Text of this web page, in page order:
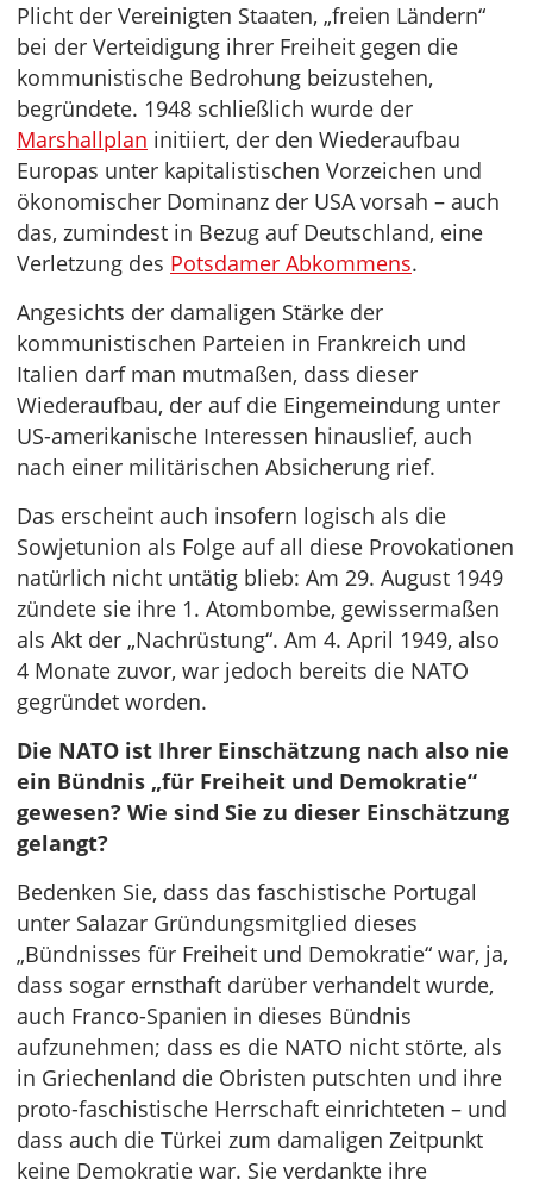
Plicht der Vereinigten Staaten, „freien Ländern“
bei der Verteidigung ihrer Freiheit gegen die
kommunistische Bedrohung beizustehen,
begründete. 1948 schließlich wurde der
Marshallplan initiiert, der den Wiederaufbau
Europas unter kapitalistischen Vorzeichen und
ökonomischer Dominanz der USA vorsah – auch
das, zumindest in Bezug auf Deutschland, eine
Verletzung des Potsdamer Abkommens.
Angesichts der damaligen Stärke der
kommunistischen Parteien in Frankreich und
Italien darf man mutmaßen, dass dieser
Wiederaufbau, der auf die Eingemeindung unter
US-amerikanische Interessen hinauslief, auch
nach einer militärischen Absicherung rief.
Das erscheint auch insofern logisch als die
Sowjetunion als Folge auf all diese Provokationen
natürlich nicht untätig blieb: Am 29. August 1949
zündete sie ihre 1. Atombombe, gewissermaßen
als Akt der „Nachrüstung“. Am 4. April 1949, also
4 Monate zuvor, war jedoch bereits die NATO
gegründet worden.
Die NATO ist Ihrer Einschätzung nach also nie
ein Bündnis „für Freiheit und Demokratie“
gewesen? Wie sind Sie zu dieser Einschätzung
gelangt?
Bedenken Sie, dass das faschistische Portugal
unter Salazar Gründungsmitglied dieses
„Bündnisses für Freiheit und Demokratie“ war, ja,
dass sogar ernsthaft darüber verhandelt wurde,
auch Franco-Spanien in dieses Bündnis
aufzunehmen; dass es die NATO nicht störte, als
in Griechenland die Obristen putschten und ihre
proto-faschistische Herrschaft einrichteten – und
dass auch die Türkei zum damaligen Zeitpunkt
keine Demokratie war. Sie verdankte ihre